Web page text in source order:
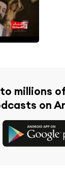
millions
on